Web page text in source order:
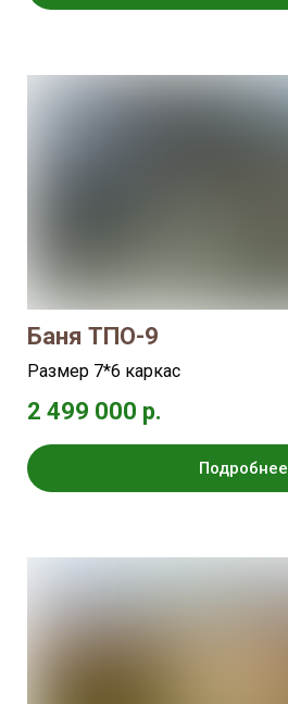
Баня ТПО-9
Размер 7*6 каркас
2 499 000 р.
Подробнее